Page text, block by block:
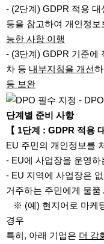
- (2단계) GDPR 적용
등을 참고하여 개인정
능한 사항 이행
- (3단계) GDPR 기준에
차 등 내부지침을 개선
등 보완
단계별 준비 사항
【 1단계 : GDPR 적용
EU 주민의 개인정보를
- EU에 사업장을 운영
- EU 지역에 사업장은
거주하는 주민에게 물
※ (예) 현지어로 마케
경우
특히, 아래 기업은 더 강